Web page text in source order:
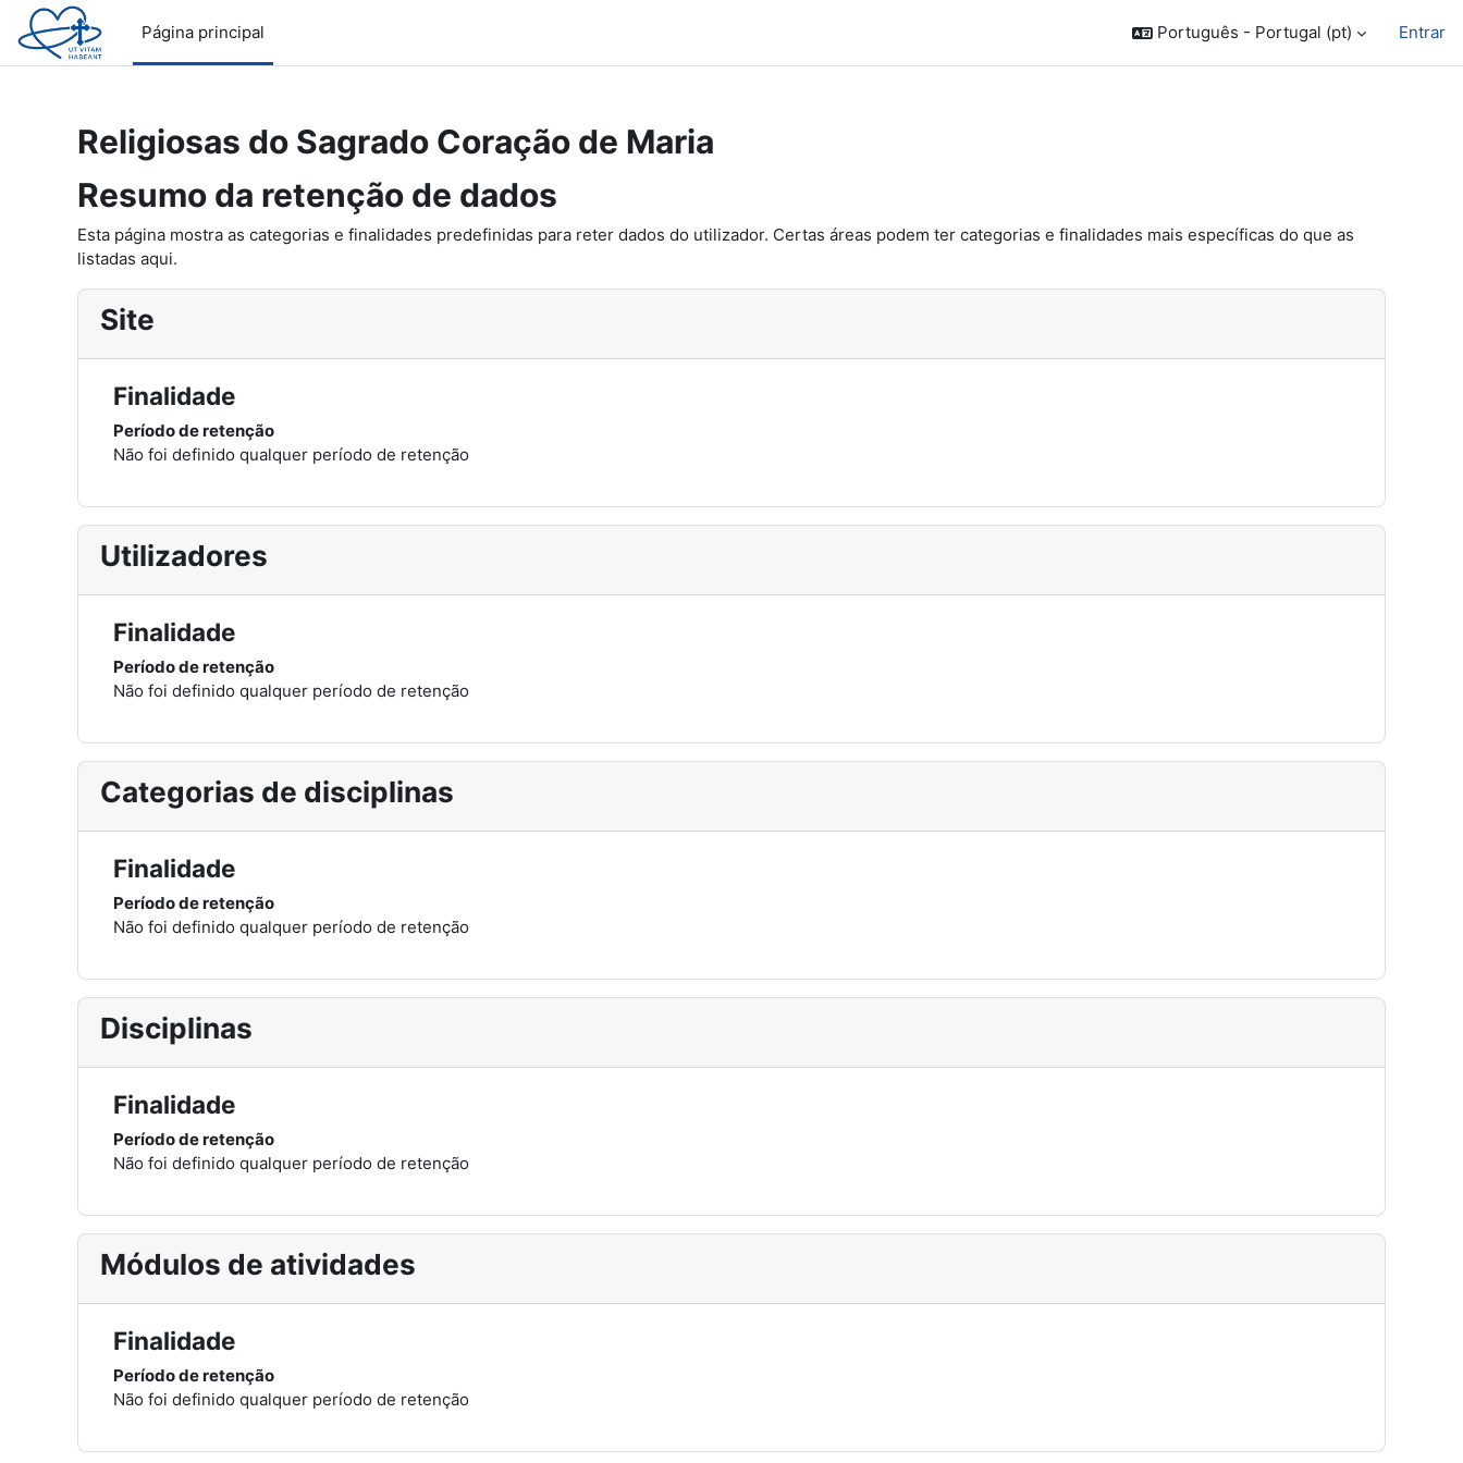
Ir para o conteúdo principal
Página principal
Português - Portugal ‎(pt)‎ Entrar
Religiosas do Sagrado Coração de Maria
Resumo da retenção de dados
Esta página mostra as categorias e finalidades predefinidas para reter dados do utilizador. Certas áreas podem ter categorias e finalidades mais específicas do que as
listadas aqui.
Site
Finalidade
Período de retenção
Não foi definido qualquer período de retenção
Utilizadores
Finalidade
Período de retenção
Não foi definido qualquer período de retenção
Categorias de disciplinas
Finalidade
Período de retenção
Não foi definido qualquer período de retenção
Disciplinas
Finalidade
Período de retenção
Não foi definido qualquer período de retenção
Módulos de atividades
Finalidade
Período de retenção
Não foi definido qualquer período de retenção